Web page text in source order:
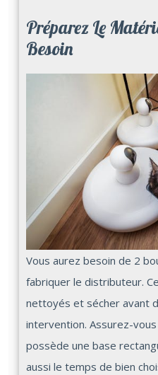
Préparez Le
Besoin
Vous aurez besoin de 2
fabriquer le distributeur.
nettoyés et sécher avant
intervention. Assurez-
possède une base
aussi le temps de bien